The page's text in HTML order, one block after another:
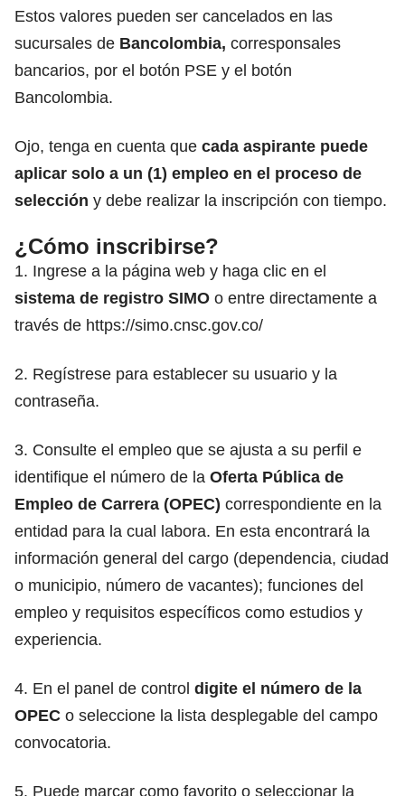
Estos valores pueden ser cancelados en las
sucursales de Bancolombia, corresponsales
bancarios, por el botón PSE y el botón
Bancolombia.
Ojo, tenga en cuenta que cada aspirante puede
aplicar solo a un (1) empleo en el proceso de
selección y debe realizar la inscripción con tiempo.
¿Cómo inscribirse?
1. Ingrese a la página web y haga clic en el
sistema de registro SIMO o entre directamente a
través de https://simo.cnsc.gov.co/
2. Regístrese para establecer su usuario y la
contraseña.
3. Consulte el empleo que se ajusta a su perfil e
identifique el número de la Oferta Pública de
Empleo de Carrera (OPEC) correspondiente en la
entidad para la cual labora. En esta encontrará la
información general del cargo (dependencia, ciudad
o municipio, número de vacantes); funciones del
empleo y requisitos específicos como estudios y
experiencia.
4. En el panel de control digite el número de la
OPEC o seleccione la lista desplegable del campo
convocatoria.
5. Puede marcar como favorito o seleccionar la